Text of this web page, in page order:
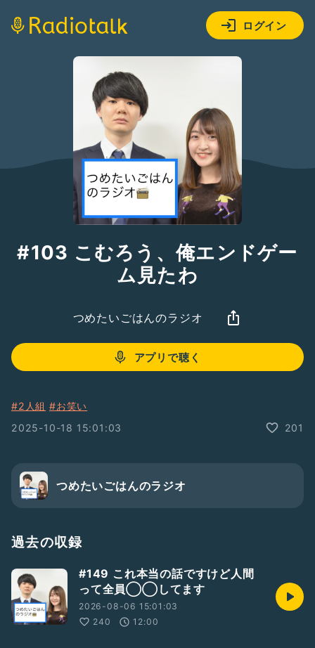
ログイン
#103 こむろう、俺エンドゲー
ム見たわ
つめたいごはんのラジオ
アプリで聴く
#2人組 #お笑い
2025-10-18 15:01:03
201
つめたいごはんのラジオ
過去の収録
#149 これ本当の話ですけど人間
って全員◯◯してます
2026-08-06 15:01:03
240
12:00